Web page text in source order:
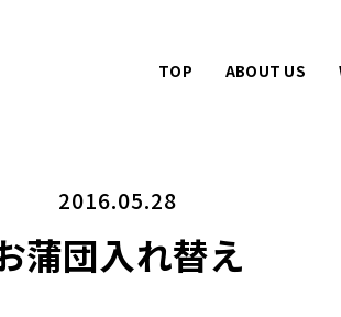
TOP ABOUT US
2016.05.28
蒲団入れ替え